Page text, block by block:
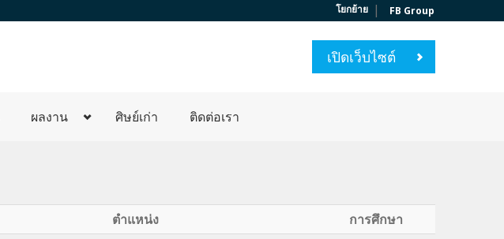
โยกย้าย | FB Group
เปิดเว็บไซต์
ผลงาน ศิษย์เก่า ติดต่อเรา
ตำแหน่ง
การศึกษา